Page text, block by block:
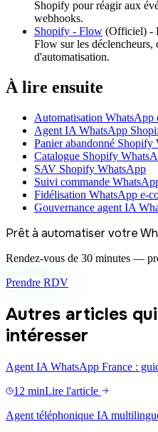
Shopify pour réagir aux
webhooks.
Shopify - Flow (Officiel) -
Flow sur les déclencheurs,
d'automatisation.
À lire ensuite
Automatisation WhatsApp
Agent IA WhatsApp
Panier abandonné Shopify
Catalogue Shopify
SAV Shopify WhatsApp
Suivi commande
Fidélisation WhatsApp e-
Gouvernance agent IA
Prêt à automatiser votre
Rendez-vous de 30 minutes —
Prendre RDV
Autres articles
intéresser
Agent IA WhatsApp France :
12 minLire l'article
Agent téléphonique IA